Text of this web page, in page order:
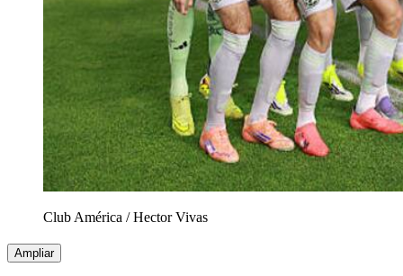
Club América /Hector Vivas
Ampliar